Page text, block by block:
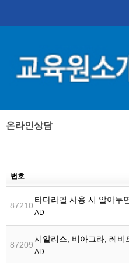
온라인상담
번호
87210
타다라필 사용 시 알아두
AD
87209
시알리스, 비아그라, 레비
AD